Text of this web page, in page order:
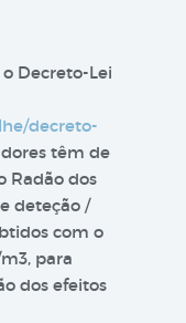
Decreto-Lei
decreto-
têm de
Radão dos
deteção /
com o
para
dos efeitos